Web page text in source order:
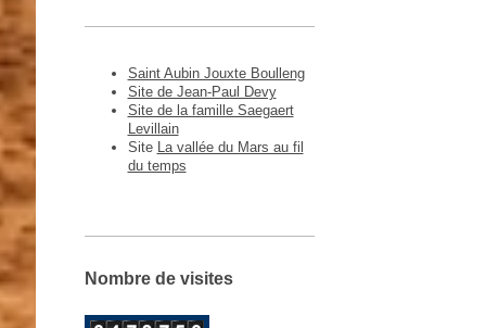
Saint Aubin Jouxte Boulleng
Site de Jean-Paul Devy
Site de la famille Saegaert
Levillain
Site La vallée du Mars au fil
du temps
Nombre de visites